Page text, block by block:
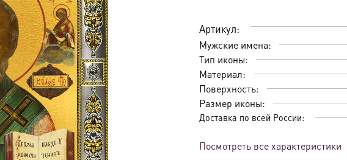
Артикул:
Мужские имена:
Тип иконы:
Материал:
Поверхность:
Размер иконы:
Доставка по всей России:
Посмотреть все характеристики